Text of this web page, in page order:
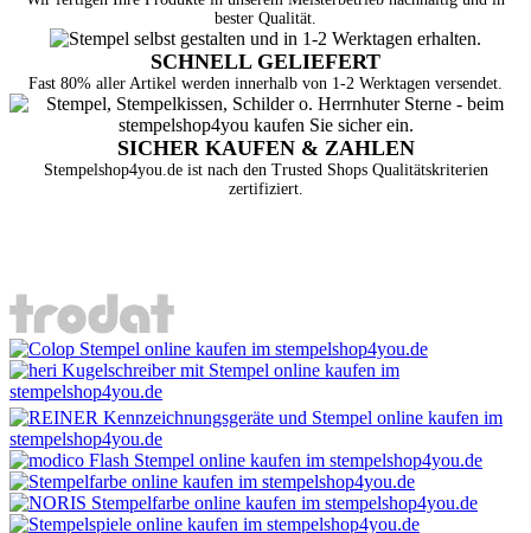
bester Qualität.
SCHNELL GELIEFERT
Fast 80% aller Artikel werden innerhalb von 1-2 Werktagen versendet.
SICHER KAUFEN & ZAHLEN
Stempelshop4you.de ist nach den Trusted Shops Qualitätskriterien
zertifiziert.